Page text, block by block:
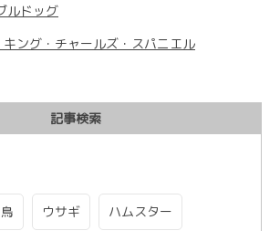
ルドッグ
ング・チャールズ・スパニエル
記事検索
鳥 ウサギ ハムスター